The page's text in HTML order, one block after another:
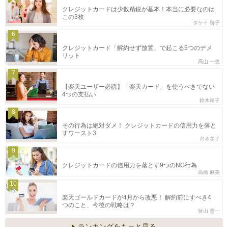
クレジットカードは少数精鋭が基本！本当に必要なのは
この3枚
タケイ 啓子
6
クレジットカード「解約せず放置」で起こる5つのデメ
リット
高山 一恵
7
【楽天ユーザー必読】「楽天カード」を使うべきでない
4つの支払い
鈴木靖子
8
その行為は絶対ダメ！ クレジットカードの信用力を落と
すワースト3
舟本美子
9
クレジットカードの信用力を落とす9つのNG行為
高橋 麻美
10
楽天ゴールドカードが4月から改悪！ 解約前にすべき4
つのこと、今後の戦略は？
畠山 憲一